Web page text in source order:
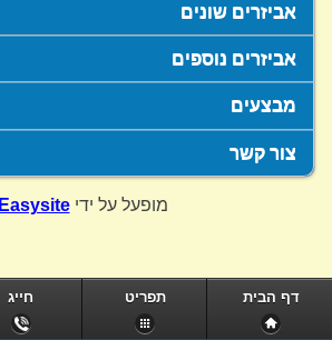
אביזרים שונים
אביזרים נוספים
מבצעים
צור קשר
מופעל על ידיEasysite
חייג תפריט דף הבית